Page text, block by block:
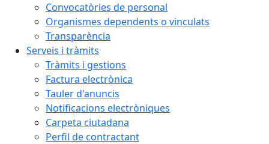
Convocatòries de personal
Organismes dependents o vinculats
Transparència
Serveis i tràmits
Tràmits i gestions
Factura electrònica
Tauler d'anuncis
Notificacions electròniques
Carpeta ciutadana
Perfil de contractant